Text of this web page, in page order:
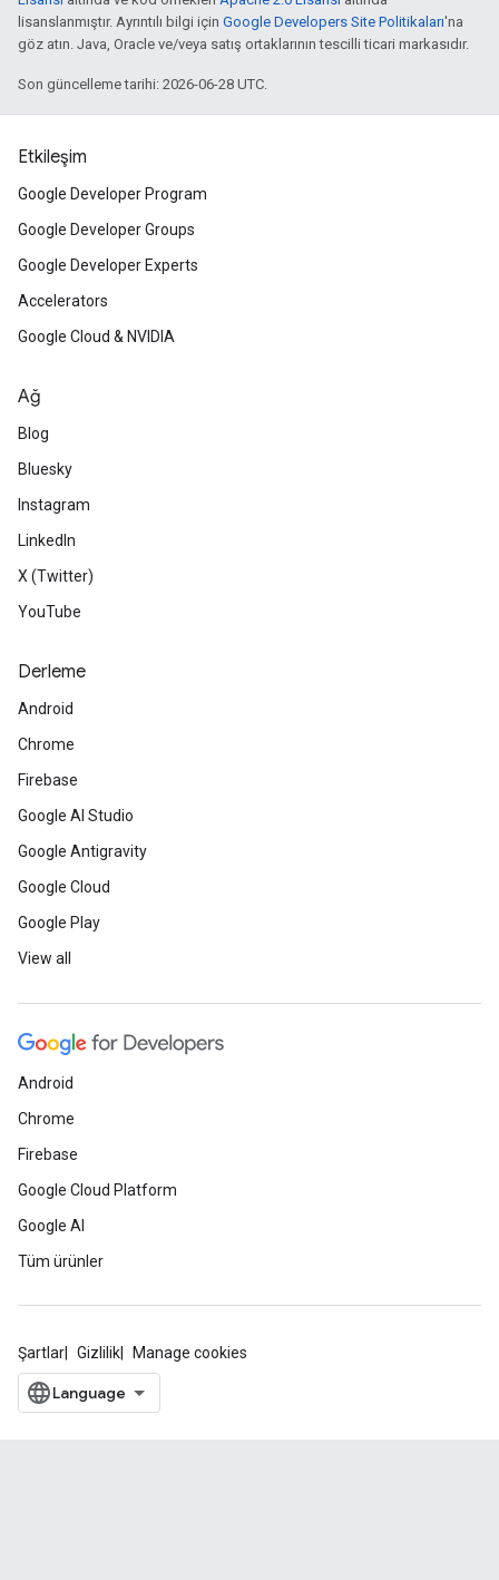
lisanslanmıştır. Ayrıntılı bilgi için Google Developers Site Politikaları'na
göz atın. Java, Oracle ve/veya satış ortaklarının tescilli ticari markasıdır.
Son güncelleme tarihi: 2026-06-28 UTC.
Etkileşim
Google Developer Program
Google Developer Groups
Google Developer Experts
Accelerators
Google Cloud & NVIDIA
Ağ
Blog
Bluesky
Instagram
LinkedIn
X (Twitter)
YouTube
Derleme
Android
Chrome
Firebase
Google AI Studio
Google Antigravity
Google Cloud
Google Play
View all
Android
Chrome
Firebase
Google Cloud Platform
Google AI
Tüm ürünler
Şartlar Gizlilik Manage cookies